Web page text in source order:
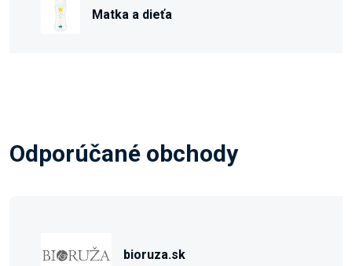
Matka a dieťa
Odporúčané obchody
bioruza.sk